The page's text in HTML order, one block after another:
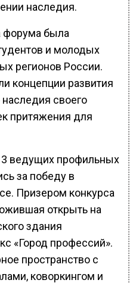
наследия.
форума была
и молодых
регионов России.
концепции развития
наследия своего
притяжения для
ведущих профильных
за победу в
Призером конкурса
открыть на
здания
«Город профессий».
пространство с
коворкингом и